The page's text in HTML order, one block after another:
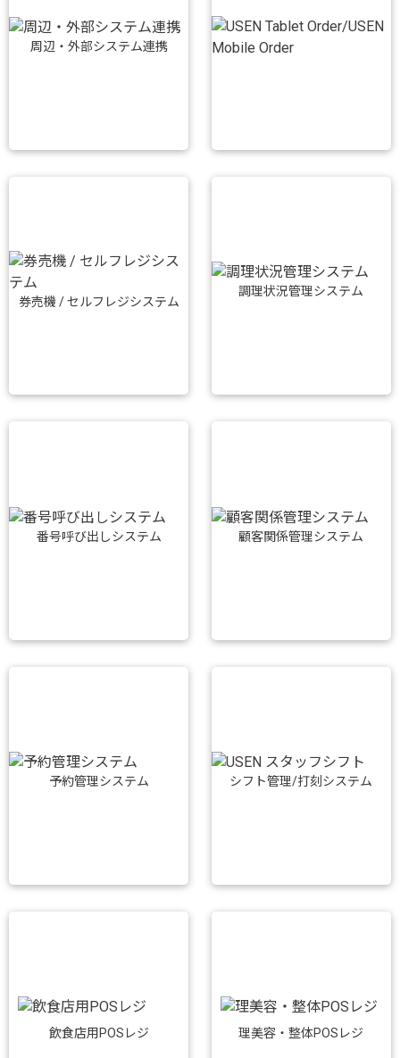
周辺・外部システム連携
券売機 / セルフレジシステム
調理状況管理システム
番号呼び出しシステム 顧客関係管理システム
予約管理システム シフト管理/打刻システム
飲食店用POSレジ 理美容・整体POSレジ